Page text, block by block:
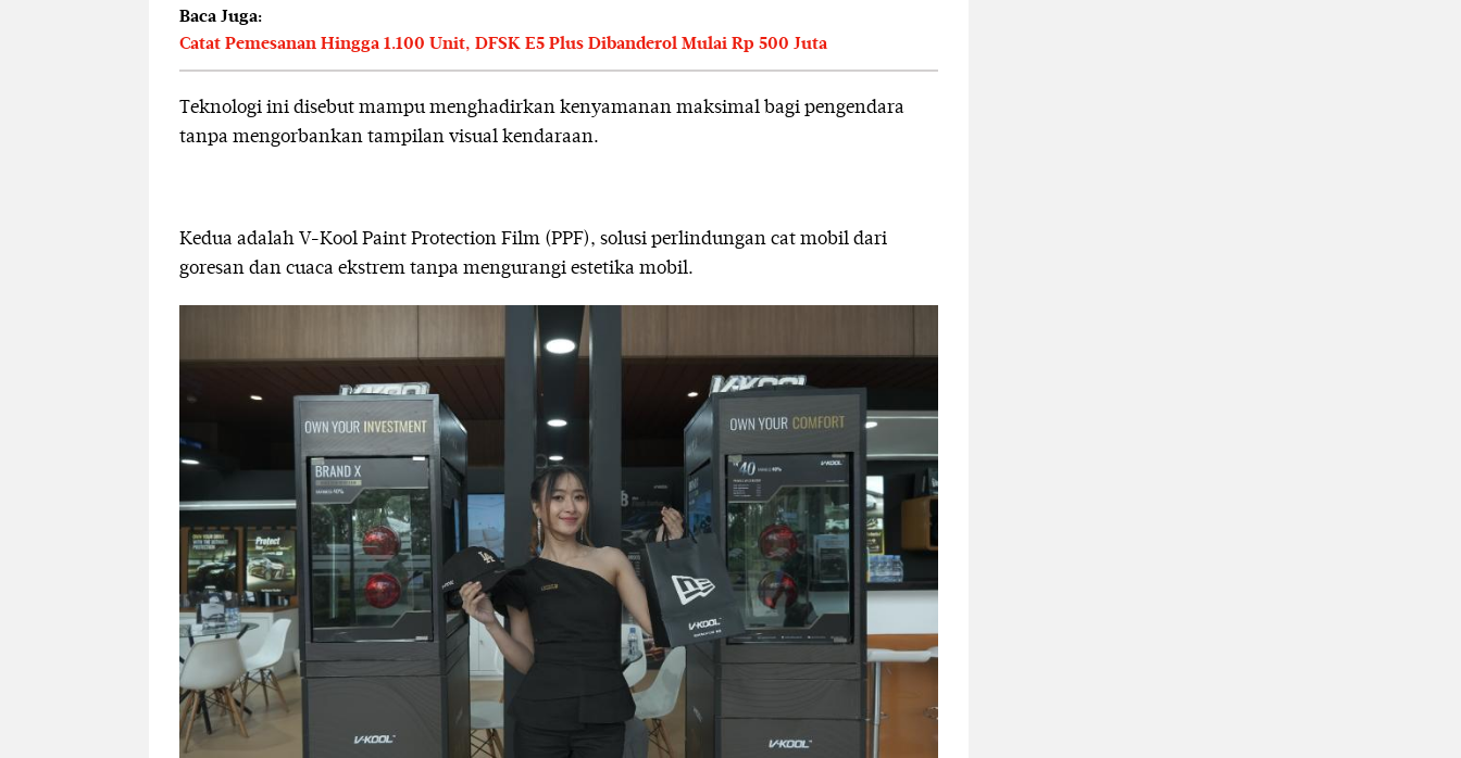
Baca Juga:
Catat Pemesanan Hingga 1.100 Unit, DFSK E5 Plus Dibanderol Mulai Rp 500 Juta
Teknologi ini disebut mampu menghadirkan kenyamanan maksimal bagi pengendara
tanpa mengorbankan tampilan visual kendaraan.
Kedua adalah V-Kool Paint Protection Film (PPF), solusi perlindungan cat mobil dari
goresan dan cuaca ekstrem tanpa mengurangi estetika mobil.